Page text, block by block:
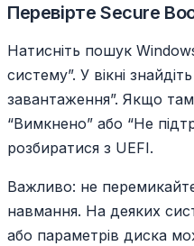
Перевірте Secure
Натисніть пошук
систему”. У вікні
завантаження”. Якщо
“Вимкнено” або “Не
розбиратися з UEFI.
Важливо: не
навмання. На деяких
або параметрів диска